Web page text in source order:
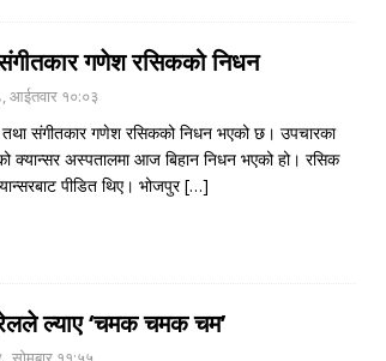
गणेश रसिकको निधन
आईतवार १०:०३
तथा संगीतकार गणेश रसिकको निधन भएको छ। उपचारका
क्यान्सर अस्पतालमा आज बिहान निधन भएको हो। रसिक
पीडित थिए। भोजपुर[…]
ल्याए ‘चमक चमक चम’